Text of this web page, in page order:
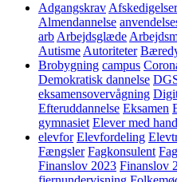
Adgangskrav Afskedigelser
Almendannelse
arb Arbejdsglæde
Autisme Autoriteter
Brobygning campus
Demokratisk dannelse
eksamensovervågning
Efteruddannelse Eksamen
gymnasiet Elever med
elevfor Elevfordeling
Fængsler Fagkonsulent
Finanslov 2023 Finanslov